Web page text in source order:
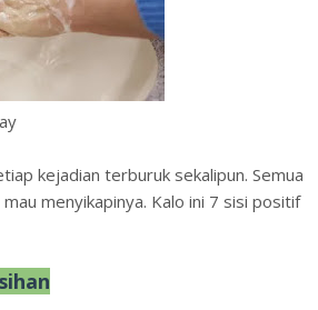
kejadian terburuk sekalipun. Semua
menyikapinya. Kalo ini 7 sisi positif